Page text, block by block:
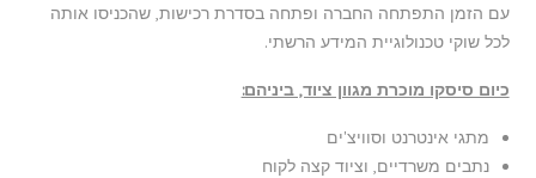
עם הזמן התפתחה החברה ופתחה בסדרת רכישות, שהכניסו אותה
לכל שוקי טכנולוגיית המידע הרשתי.
כיום סיסקו מוכרת מגוון ציוד, ביניהם:
מתגי אינטרנט וסוויצ'ים
נתבים משרדיים, וציוד קצה לקוח